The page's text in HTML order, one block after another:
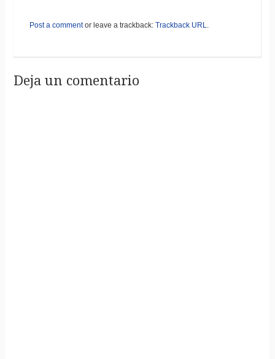
Post a commentor leave a trackback: Trackback URL.
Deja un comentario